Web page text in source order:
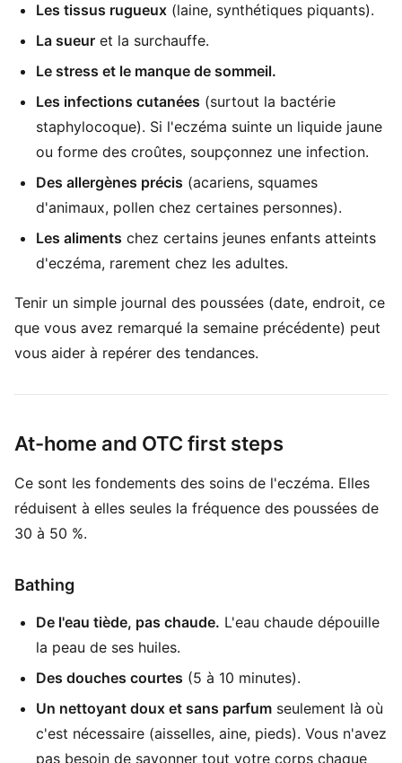
Les tissus rugueux (laine, synthétiques piquants).
La sueur et la surchauffe.
Le stress et le manque de sommeil.
Les infections cutanées (surtout la bactérie
staphylocoque). Si l'eczéma suinte un liquide jaune
ou forme des croûtes, soupçonnez une infection.
Des allergènes précis (acariens, squames
d'animaux, pollen chez certaines personnes).
Les aliments chez certains jeunes enfants atteints
d'eczéma, rarement chez les adultes.
Tenir un simple journal des poussées (date, endroit, ce
que vous avez remarqué la semaine précédente) peut
vous aider à repérer des tendances.
At-home and OTC first steps
Ce sont les fondements des soins de l'eczéma. Elles
réduisent à elles seules la fréquence des poussées de
30 à 50 %.
Bathing
De l'eau tiède, pas chaude. L'eau chaude dépouille
la peau de ses huiles.
Des douches courtes (5 à 10 minutes).
Un nettoyant doux et sans parfum seulement là où
c'est nécessaire (aisselles, aine, pieds). Vous n'avez
pas besoin de savonner tout votre corps chaque